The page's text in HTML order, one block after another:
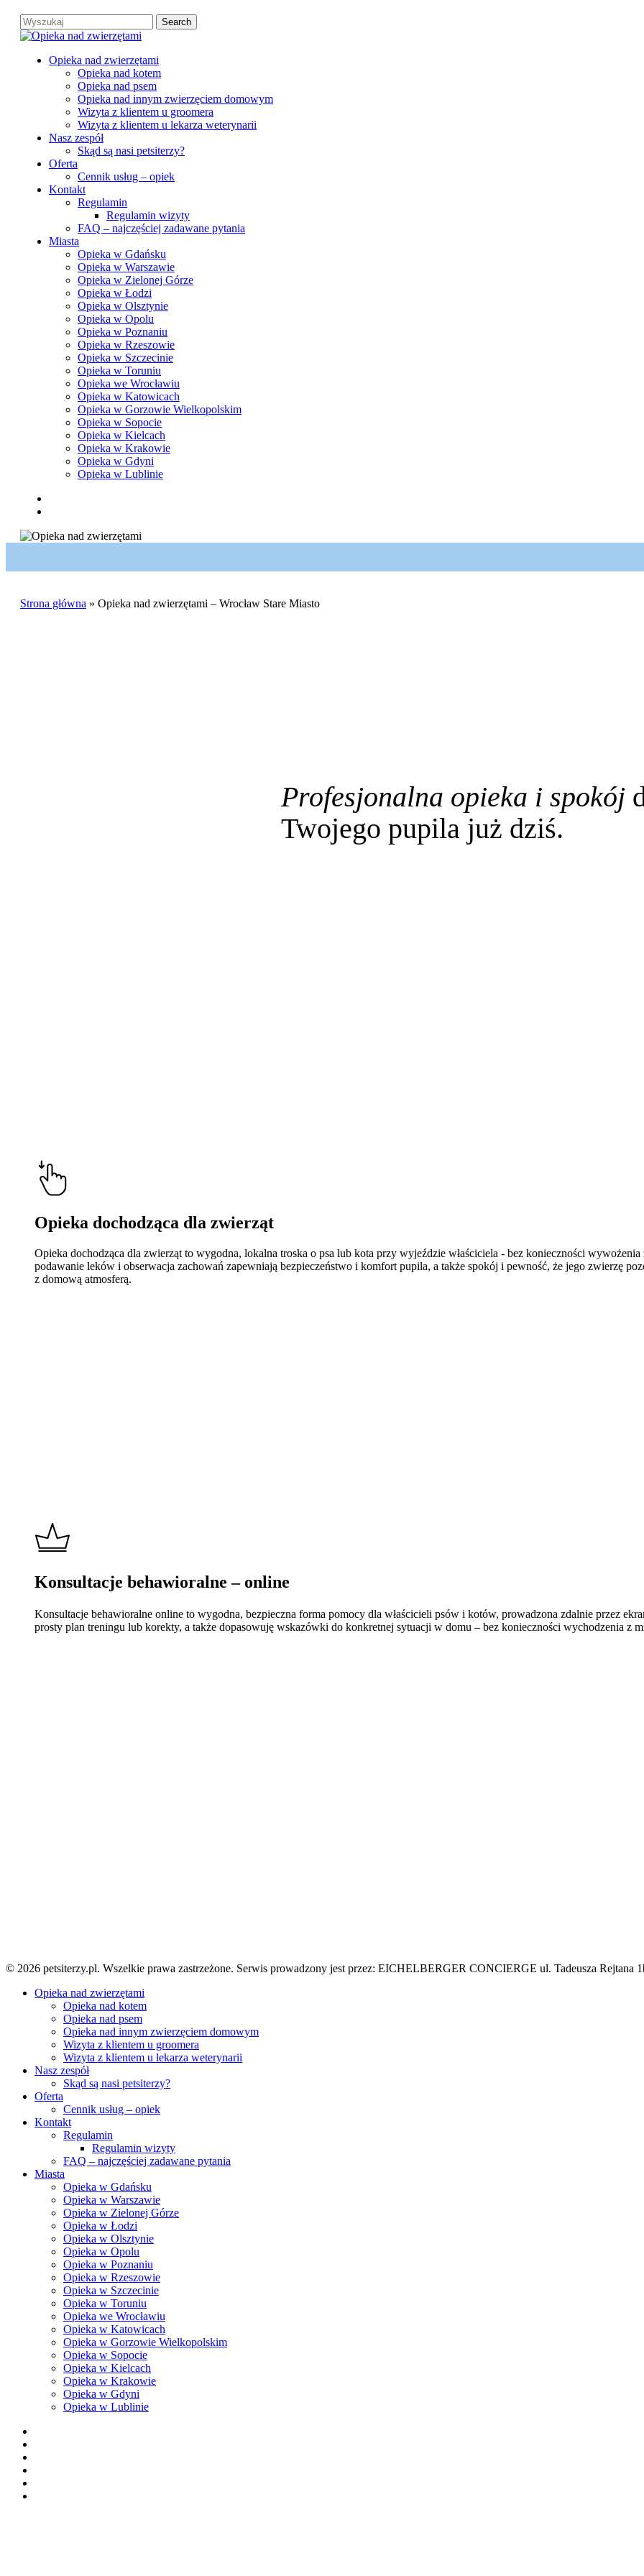
Skip
content
Search
Close
search
Menu
Opieka nad zwierzętami
Opieka nad kotem
Opieka nad psem
Opieka nad innym zwierzęciem domowym
Wizyta z klientem u groomera
Wizyta z klientem u lekarza weterynarii
Nasz zespół
Skąd są nasi petsiterzy?
Oferta
Cennik usług – opiek
Kontakt
Regulamin
Regulamin wizyty
FAQ – najczęściej zadawane pytania
Miasta
Opieka w Gdańsku
Opieka w Warszawie
Opieka w Zielonej Górze
Opieka w Łodzi
Opieka w Olsztynie
Opieka w Opolu
Opieka w Poznaniu
Opieka w Rzeszowie
Opieka w Szczecinie
Opieka w Toruniu
Opieka we Wrocławiu
Opieka w Katowicach
Opieka w Gorzowie Wielkopolskim
Opieka w Sopocie
Opieka w Kielcach
Opieka w Krakowie
Opieka w Gdyni
Opieka w Lublinie
Strona główna » Opieka nad zwierzętami – Wrocław Stare Miasto
Profesjonalna opieka i spokój
Twojego pupila już dziś.
Opieka dochodząca dla zwierząt
Opieka dochodząca dla zwierząt to wygodna, lokalna troska o psa lub kota przy wyjeździe właściciela - bez konieczności
podawanie leków i obserwacja zachowań zapewniają bezpieczeństwo i komfort pupila, a także spokój i pewność, że jego zwierzę
z domową atmosferą.
Konsultacje behawioralne – online
Konsultacje behawioralne online to wygodna, bezpieczna forma pomocy dla właścicieli psów i kotów, prowadzona zdalnie przez
prosty plan treningu lub korekty, a także dopasowuję wskazówki do konkretnej sytuacji w domu – bez konieczności wychodzenia z
© 2026 petsiterzy.pl. Wszelkie prawa zastrzeżone. Serwis prowadzony jest przez: EICHELBERGER CONCIERGE ul. Tadeusza
Close
Opieka nad zwierzętami
Opieka nad kotem
Opieka nad psem
Opieka nad innym zwierzęciem domowym
Wizyta z klientem u groomera
Wizyta z klientem u lekarza weterynarii
Nasz zespół
Skąd są nasi petsiterzy?
Oferta
Cennik usług – opiek
Kontakt
Regulamin
Regulamin wizyty
FAQ – najczęściej zadawane pytania
Miasta
Opieka w Gdańsku
Opieka w Warszawie
Opieka w Zielonej Górze
Opieka w Łodzi
Opieka w Olsztynie
Opieka w Opolu
Opieka w Poznaniu
Opieka w Rzeszowie
Opieka w Szczecinie
Opieka w Toruniu
Opieka we Wrocławiu
Opieka w Katowicach
Opieka w Gorzowie Wielkopolskim
Opieka w Sopocie
Opieka w Kielcach
Opieka w Krakowie
Opieka w Gdyni
Opieka w Lublinie